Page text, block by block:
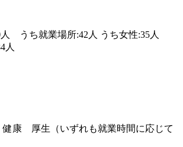
人 うち就業場所:42人 うち女性:35人
人
康 厚生（いずれも就業時間に応じて